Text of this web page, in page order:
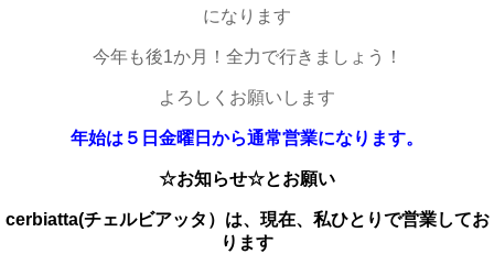
になります
今年も後1か月！全力で行きましょう！
よろしくお願いします
年始は５日金曜日から通常営業になります。
☆お知らせ☆とお願い
cerbiatta(チェルビアッタ）は、 現在、私ひとりで営業してお
ります